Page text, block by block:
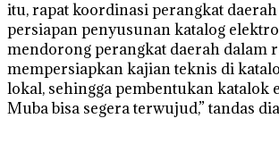
itu, rapat koordinasi perangkat
persiapan penyusunan katalog
mendorong perangkat daerah dalam
mempersiapkan kajian teknis di
lokal, sehingga pembentukan katalok
Muba bisa segera terwujud,” tandas